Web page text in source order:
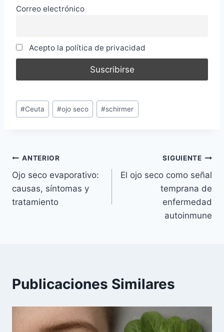
Correo electrónico
Acepto la política de privacidad
Etiquetas
de
#Ceuta #ojo seco #schirmer
Navegación
de
entradas
ANTERIOR
Ojo seco evaporativo:
causas, síntomas y
tratamiento
SIGUIENTE
El ojo seco como señal
temprana de
enfermedad
autoinmune
Publicaciones Similares